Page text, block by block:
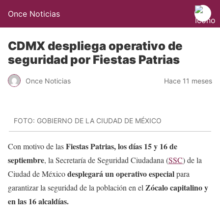
Once Noticias
CDMX despliega operativo de
seguridad por Fiestas Patrias
Once Noticias Hace 11 meses
FOTO: GOBIERNO DE LA CIUDAD DE MÉXICO
Con motivo de lasFiestas Patrias, los días 15 y 16 de
septiembre, la Secretaría de Seguridad Ciudadana (SSC) de la
Ciudad de Méxicodesplegará un operativo especialpara
garantizar la seguridad de la población en el Zócalo capitalino y
en las 16 alcaldías.